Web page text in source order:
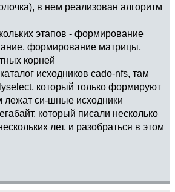
в нем реализован алгоритм
этапов - формирование
формирование матрицы,
корней
исходников cado-nfs, там
который только формируют
лежат си-шные исходники
который писали несколько
лет, и разобраться в этом